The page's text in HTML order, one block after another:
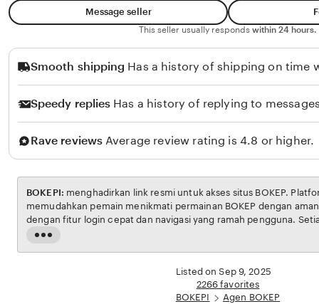
l
o
Message seller
This seller usually responds within 24 hours.
Smooth shipping Has a history of shipping on time
Speedy replies Has a history of replying to
Rave reviews Average review rating is 4.8 or higher.
Read
the
BOKEPI:
memudahkan pemain menikmati permainan BOKEP dengan aman dan transparan, lengkap
dengan fitur login cepat dan navigasi yang ramah pengguna. Setiap transaksi dijamin
aman, sementara update hasil dan informasi permainan selalu tersedia secara real-time.
Listed on Sep 9, 2025
2266 favorites
BOKEPI
Agen BOKEP